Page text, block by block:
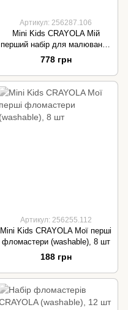
Артикул: 256287.106
Mini Kids CRAYOLA Мій
перший набір для малювання
зі стікерами
778 грн
Артикул: 256255.112
Mini Kids CRAYOLA Мої перші
фломастери (washable), 8 шт
188 грн